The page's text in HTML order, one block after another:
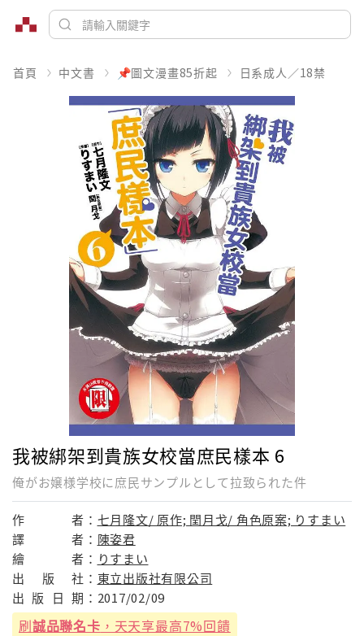
首頁 中文書 📌圖文漫畫85折起 日系成人／18禁
我被綁架到貴族女校當庶民樣本 6
俺がお嬢様学校に庶民サンプルとして拉致られた件
作 者： 七月隆文/ 原作; 閏月戈/ 角色原案; りすまい
譯
者： 陳姿君
繪
者： りすまい
出
版 社： 東立出版社有限公司
出 版 日 期： 2017/02/09
刷誠品聯名卡 ，天天享最高7%回饋